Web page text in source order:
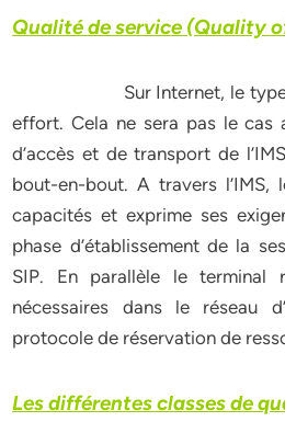
Qualité de service (Quality
Sur Internet, le type de
effort. Cela ne sera pas le cas
d’accès et de transport de
bout-en-bout. A travers l’IMS,
capacités et exprime ses
phase d’établissement de la
SIP. En parallèle le terminal
nécessaires dans le réseau
protocole de réservation de
Les différentes classes de